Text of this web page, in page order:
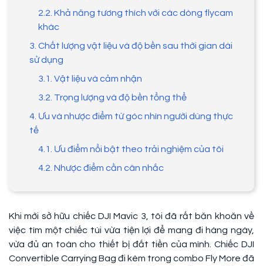
2.2. Khả năng tương thích với các dòng flycam
khác
3. Chất lượng vật liệu và độ bền sau thời gian dài
sử dụng
3.1. Vật liệu và cảm nhận
3.2. Trọng lượng và độ bền tổng thể
4. Ưu và nhược điểm từ góc nhìn người dùng thực
tế
4.1. Ưu điểm nổi bật theo trải nghiệm của tôi
4.2. Nhược điểm cần cân nhắc
Khi mới sở hữu chiếc DJI Mavic 3, tôi đã rất băn khoăn về
việc tìm một chiếc túi vừa tiện lợi để mang đi hàng ngày,
vừa đủ an toàn cho thiết bị đắt tiền của mình. Chiếc DJI
Convertible Carrying Bag đi kèm trong combo Fly More đã